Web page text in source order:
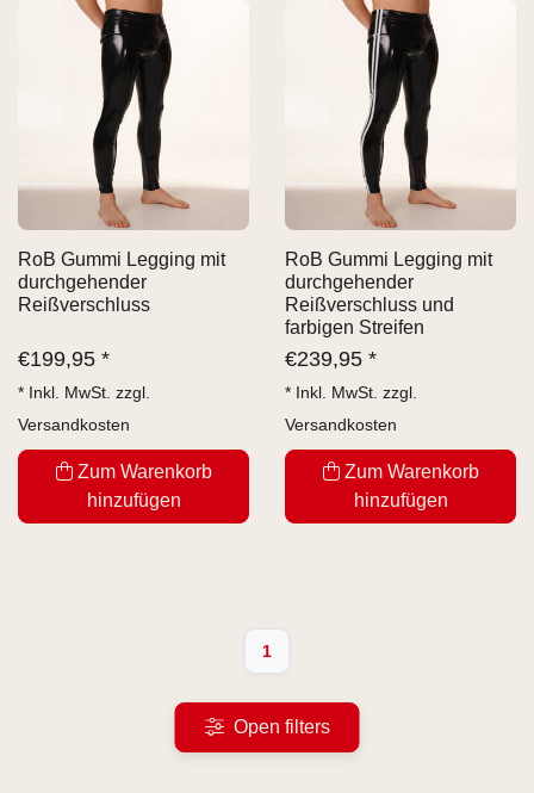
RoB Gummi Legging mit
durchgehender
Reißverschluss
€199,95 *
* Inkl. MwSt. zzgl.
Versandkosten
Zum Warenkorb
hinzufügen
RoB Gummi Legging mit
durchgehender
Reißverschluss und
farbigen Streifen
€239,95 *
* Inkl. MwSt. zzgl.
Versandkosten
Zum Warenkorb
hinzufügen
1
Open filters